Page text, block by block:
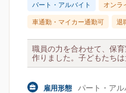
パート・アルバイト オンラ
車通勤・マイカー通勤可 退
職員の力を合わせて、保
作りました。子どもたち
雇用形態 パート・アル